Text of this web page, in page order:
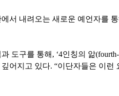
서 내려오는 새로운 예언자를
도구를 통해, ‘4인칭의 앎
어지고 있다. “이단자들은 이